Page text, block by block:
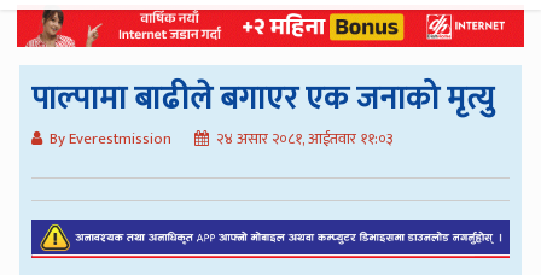
पाल्पामा बाढीले बगाएर एक जनाको मृत्यु
By Everestmission २४ असार २०८१, आईतवार ११:०३